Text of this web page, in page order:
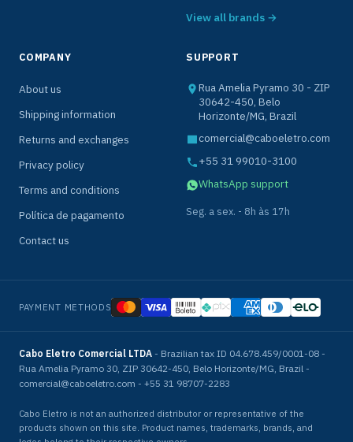
View all brands →
COMPANY
About us
Shipping information
Returns and exchanges
Privacy policy
Terms and conditions
Política de pagamento
Contact us
SUPPORT
Rua Amelia Pyramo 30 - ZIP
30642-450, Belo
Horizonte/MG, Brazil
comercial@caboeletro.com
+55 31 99010-3100
WhatsApp support
Seg. a sex. - 8h às 17h
PAYMENT METHODS
Cabo Eletro Comercial LTDA - Brazilian tax ID 04.678.459/0001-08 -
Rua Amelia Pyramo 30, ZIP 30642-450, Belo Horizonte/MG, Brazil -
comercial@caboeletro.com - +55 31 98707-2283
Cabo Eletro is not an authorized distributor or representative of the
products shown on this site. Product names, trademarks, brands, and